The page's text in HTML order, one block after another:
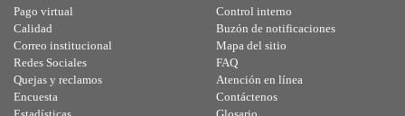
Pago virtual
Calidad
Control interno
Buzón de notificaciones
Correo institucional
Redes Sociales
Quejas y reclamos
Encuesta
Mapa del sitio
FAQ
Atención en línea
Contáctenos